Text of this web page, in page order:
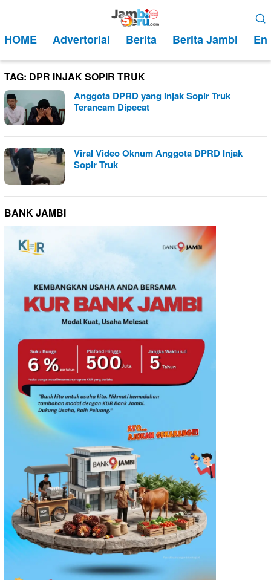
kontenMobile
HOME Advertorial Berita Berita Jambi
TAG: DPR INJAK SOPIR TRUK
Anggota DPRD yang Injak Sopir Truk
Terancam Dipecat
Viral Video Oknum Anggota DPRD Injak
Sopir Truk
BANK JAMBI